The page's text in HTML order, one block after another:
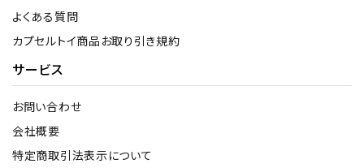
よくある質問
カプセルトイ商品お取り引き規約
サービス
お問い合わせ
会社概要
特定商取引法表示について